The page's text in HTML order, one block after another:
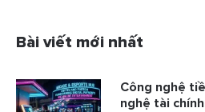
Bài viết mới nhất
Công nghệ
nghệ tài